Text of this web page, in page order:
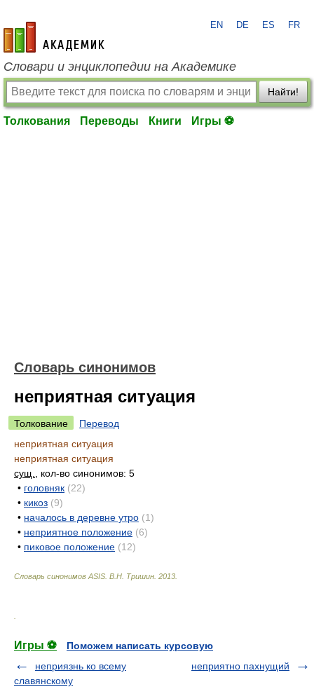
academic.ru
EN DE ES FR
Словари и энциклопедии на Академике
Найти!
Толкования Переводы Книги Игры ⚽
Словарь синонимов
неприятная ситуация
Толкование
Перевод
неприятная ситуация
неприятная ситуация
сущ.
, кол-во синонимов: 5
• головняк (22)
• кикоз (9)
• началось в деревне утро (1)
• неприятное положение (6)
• пиковое положение (12)
Словарь синонимов ASIS. В.Н. Тришин 2013
Игры ⚽
Поможем написать курсовую
неприязнь ко всему
славянскому
неприятно пахнущий